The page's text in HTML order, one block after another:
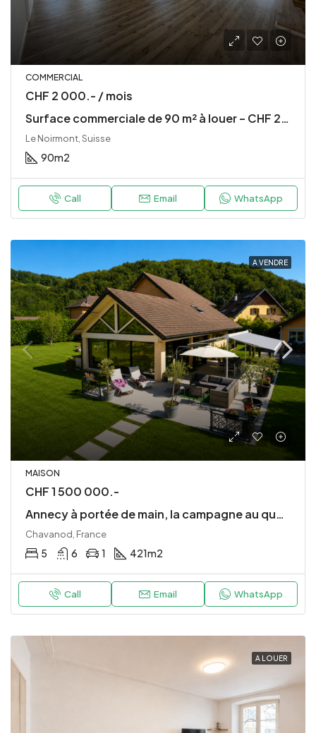
COMMERCIAL
CHF 2 000.- / mois
Surface commerciale de 90 m² à louer – CHF 2’000.– / mois – Le Noirmont
Le Noirmont, Suisse
90m2
Call Email WhatsApp
A VENDRE
MAISON
CHF 1 500 000.-
Annecy à portée de main, la campagne au quotidien
Chavanod, France
5 6 1 421m2
Call Email WhatsApp
A LOUER